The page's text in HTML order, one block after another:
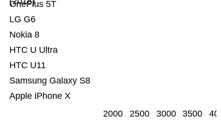
Apple iPhone X
Samsung Galaxy S8
HTC U11
HTC U Ultra
Nokia 8
LG G6
OnePlus 5T
2000 2500 3000 3500